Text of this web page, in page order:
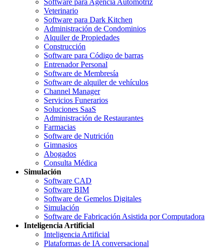
Veterinario
Software para Dark Kitchen
Administración de Condominios
Alquiler de Propiedades
Construcción
Software para Código de barras
Entrenador Personal
Software de Membresía
Software de alquiler de vehículos
Channel Manager
Servicios Funerarios
Soluciones SaaS
Administración de Restaurantes
Farmacias
Software de Nutrición
Gimnasios
Abogados
Consulta Médica
Simulación
Software CAD
Software BIM
Software de Gemelos Digitales
Simulación
Software de Fabricación Asistida por Computadora
Inteligencia Artificial
Inteligencia Artificial
Plataformas de IA conversacional